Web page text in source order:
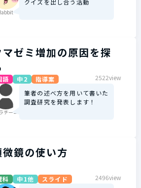
クイズを出し合う活動
マゼミ増加の原因を探
語 中2 指導案 2522view
チーニ
筆者の述べ方を用いて書いた
調査研究を発表します！
微鏡の使い方
科 中1他 スライド 2496view